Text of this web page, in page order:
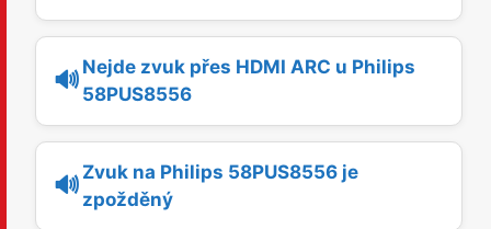
🔊 Nejde zvuk přes HDMI ARC u Philips
58PUS8556
🔊 Zvuk na Philips 58PUS8556 je
zpožděný